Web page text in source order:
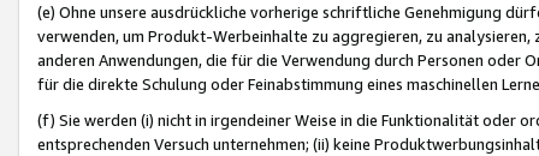
(e) Ohne unsere ausdrückliche vorherige schriftliche Genehmigung
verwenden, um Produkt-Werbeinhalte zu aggregieren, zu
anderen Anwendungen, die für die Verwendung durch Personen
für die direkte Schulung oder Feinabstimmung eines maschinellen
(f) Sie werden (i) nicht in irgendeiner Weise in die Funktionalität oder
entsprechenden Versuch unternehmen; (ii) keine